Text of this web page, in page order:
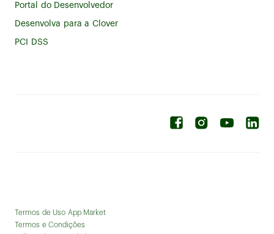
Portal do Desenvolvedor
Desenvolva para a Clover
PCI DSS
Termos de Uso App Market
Termos e Condições